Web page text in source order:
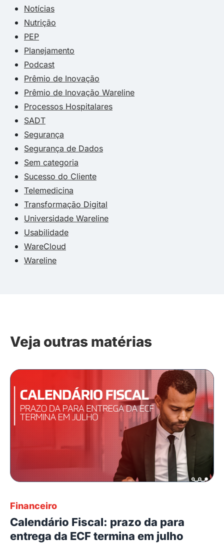
Notícias
Nutrição
PEP
Planejamento
Podcast
Prêmio de Inovação
Prêmio de Inovação Wareline
Processos Hospitalares
SADT
Segurança
Segurança de Dados
Sem categoria
Sucesso do Cliente
Telemedicina
Transformação Digital
Universidade Wareline
Usabilidade
WareCloud
Wareline
Veja outras matérias
Financeiro
Calendário Fiscal: prazo da para
entrega da ECF termina em julho